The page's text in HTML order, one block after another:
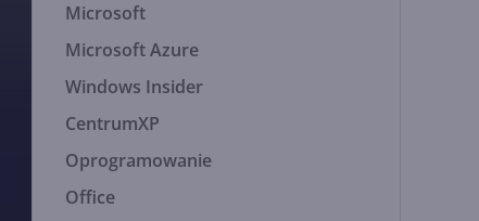
Microsoft
Microsoft Azure
Windows Insider
CentrumXP
Oprogramowanie
Office